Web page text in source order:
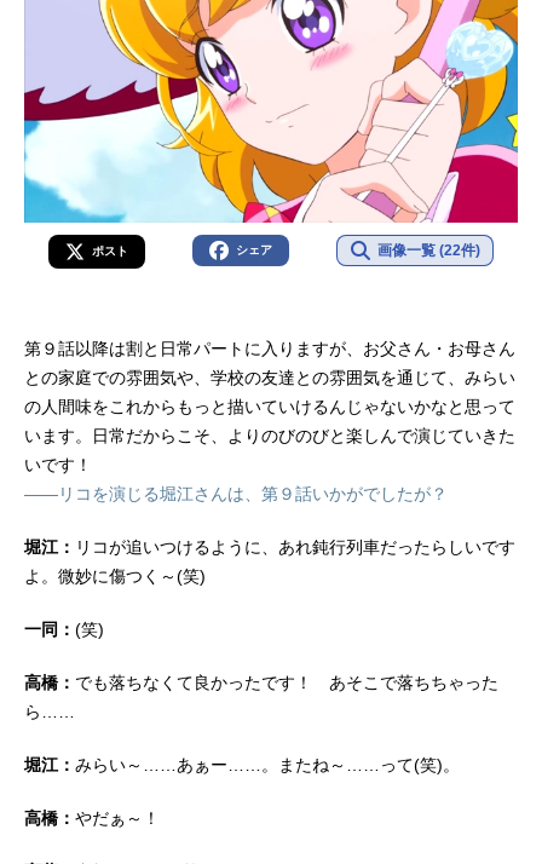
ポスト シェア 画像一覧 (22件)
第９話以降は割と日常パートに入りますが、お父さん・お母さん
との家庭での雰囲気や、学校の友達との雰囲気を通じて、みらい
の人間味をこれからもっと描いていけるんじゃないかなと思って
います。日常だからこそ、よりのびのびと楽しんで演じていきた
いです！
――リコを演じる堀江さんは、第９話いかがでしたが？
堀江： リコが追いつけるように、あれ鈍行列車だったらしいです
よ。微妙に傷つく～(笑)
一同： (笑)
高橋： でも落ちなくて良かったです！ あそこで落ちちゃった
ら……
堀江： みらい～……あぁー……。またね～……って(笑)。
高橋： やだぁ～！